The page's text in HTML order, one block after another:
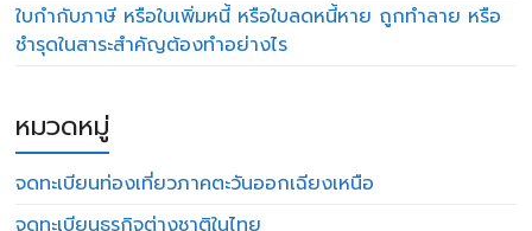
ใบกำกับภาษี หรือใบเพิ่มหนี้ หรือใบลดหนี้หาย ถูกทำลาย หรือ
ชำรุดในสาระสำคัญต้องทำอย่างไร
หมวดหมู่
จดทะเบียนท่องเที่ยวภาคตะวันออกเฉียงเหนือ
จดทะเบียนธุรกิจต่างชาติในไทย